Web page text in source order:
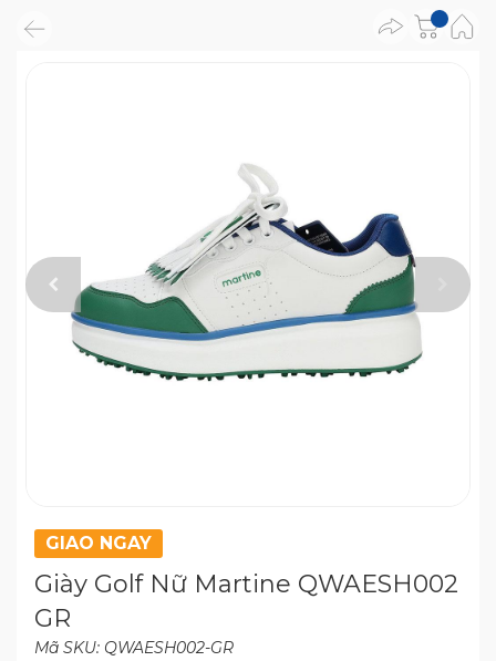
GIAO NGAY
Giày Golf Nữ Martine QWAESH002
GR
Mã SKU: QWAESH002-GR